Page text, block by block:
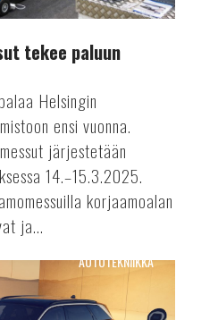
tekee paluun
Helsingin
ensi vuonna.
järjestetään
14.–15.3.2025.
korjaamoalan
ja...
AUTOTEKNIIKKA